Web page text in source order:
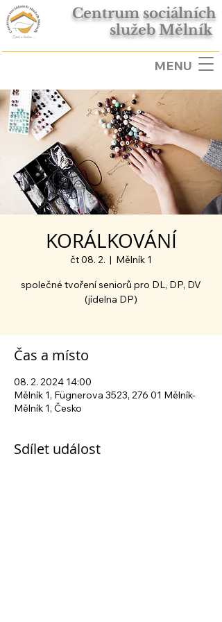
Centrum sociálních
služeb Mělník
MENU
KORÁLKOVÁNÍ
čt 08. 2.
  |
Mělník 1
společné tvoření seniorů pro DL, DP, DV
(jídelna DP)
Čas a místo
08. 2. 2024 14:00
Mělník 1, Fügnerova 3523, 276 01 Mělník-
Mělník 1, Česko
Sdílet událost